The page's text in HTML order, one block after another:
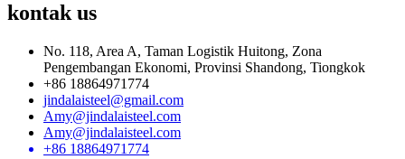
kontak us
No. 118, Area A, Taman Logistik Huitong, Zona
Pengembangan Ekonomi, Provinsi Shandong, Tiongkok
+86 18864971774
jindalaisteel@gmail.com
Amy@jindalaisteel.com
Amy@jindalaisteel.com
+86 18864971774